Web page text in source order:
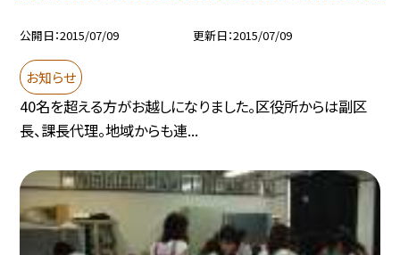
公開日 2015/07/09 更新日 2015/07/09
お知らせ
40名を超える方がお越しになりました。区役所からは副区
長、課長代理。地域からも連...